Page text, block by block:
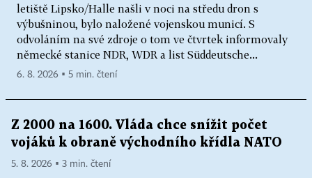
letiště Lipsko/Halle našli v noci na středu dron s
výbušninou, bylo naložené vojenskou municí. S
odvoláním na své zdroje o tom ve čtvrtek informovaly
německé stanice NDR, WDR a list Süddeutsche...
6. 8. 2026 ▪ 5 min. čtení
Z 2000 na 1600. Vláda chce snížit počet
vojáků k obraně východního křídla NATO
5. 8. 2026 ▪ 3 min. čtení